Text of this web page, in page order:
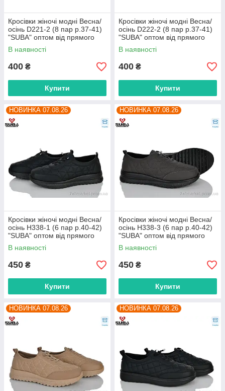
Кросівки жіночі модні Весна/
осінь D221-2 (8 пар р.37-41)
"SUBA" оптом від прямого
постачальника
В наявності
400 ₴
Купити
Кросівки жіночі модні Весна/
осінь D222-2 (8 пар р.37-41)
"SUBA" оптом від прямого
постачальника
В наявності
400 ₴
Купити
НОВИНКА 07.08.26
Кросівки жіночі модні Весна/
осінь H338-1 (6 пар р.40-42)
"SUBA" оптом від прямого
постачальника
В наявності
450 ₴
Купити
НОВИНКА 07.08.26
Кросівки жіночі модні Весна/
осінь H338-3 (6 пар р.40-42)
"SUBA" оптом від прямого
постачальника
В наявності
450 ₴
Купити
НОВИНКА 07.08.26 НОВИНКА 07.08.26